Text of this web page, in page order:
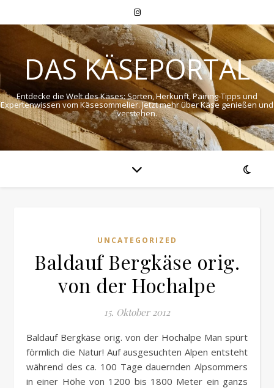
DAS KÄSEPORTAL
Entdecke die Welt des Käses: Sorten, Herkunft, Pairing-Tipps und
Expertenwissen vom Käsesommelier. Jetzt mehr über Käse genießen und
verstehen.
UNCATEGORIZED
Baldauf Bergkäse orig.
von der Hochalpe
15. Oktober 2012
Baldauf Bergkäse orig. von der Hochalpe Man spürt
förmlich die Natur! Auf ausgesuchten Alpen entsteht
während des ca. 100 Tage dauernden Alpsommers
in einer Höhe von 1200 bis 1800 Meter ein ganzs